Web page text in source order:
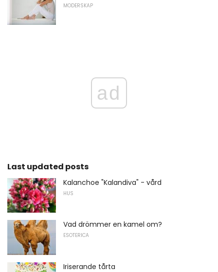
MODERSKAP
ad
Last updated posts
Kalanchoe "Kalandiva" - vård
HUS
Vad drömmer en kamel om?
ESOTERICA
Iriserande tårta